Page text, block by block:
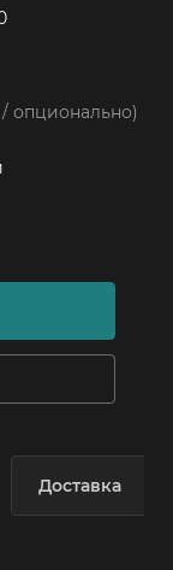
опционально)
Доставка